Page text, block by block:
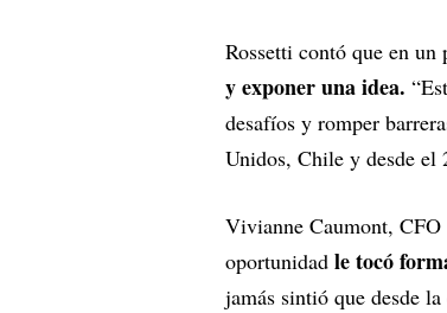
Rossetti contó que en
y exponer una idea.
desafíos y romper
Unidos, Chile y desde el
Vivianne Caumont,
oportunidad le tocó
jamás sintió que desde